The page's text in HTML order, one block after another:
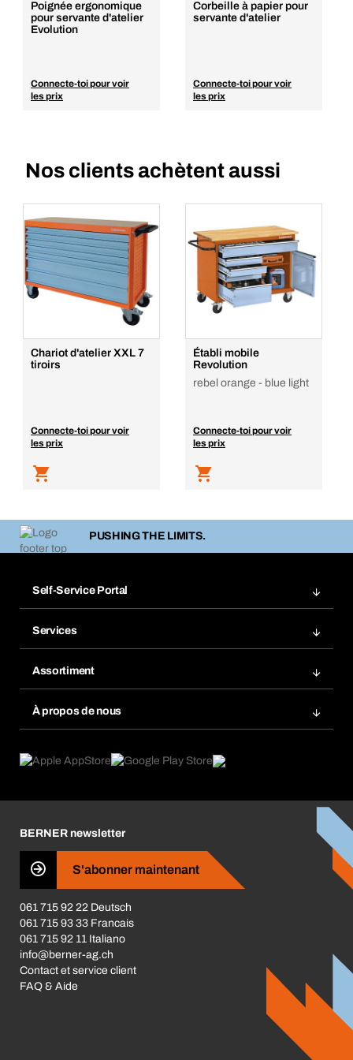
Ajouter au panier
Poignée ergonomique
pour servante d'atelier
Evolution
Connecte-toi pour voir
les prix
Corbeille à papier pour
servante d'atelier
Connecte-toi pour voir
les prix
Nos clients achètent aussi
Chariot d'atelier XXL 7
tiroirs
Connecte-toi pour voir
les prix
Établi mobile
Revolution
rebel orange - blue light
Connecte-toi pour voir
les prix
PUSHING THE LIMITS.
Self-Service Portal
Favoris
Réassort
Abonnement
Services
Base données produits chimiques
eProcurement
Guides de choix
Assortiment
À propos de nous
Ce qui nous motive
Les magasins BERNER
Business Conduct
BERNER newsletter
S'abonner maintenant
061 715 92 22 Deutsch
061 715 93 33 Francais
061 715 92 11 Italiano
info@berner-ag.ch
Contact et service client
FAQ & Aide